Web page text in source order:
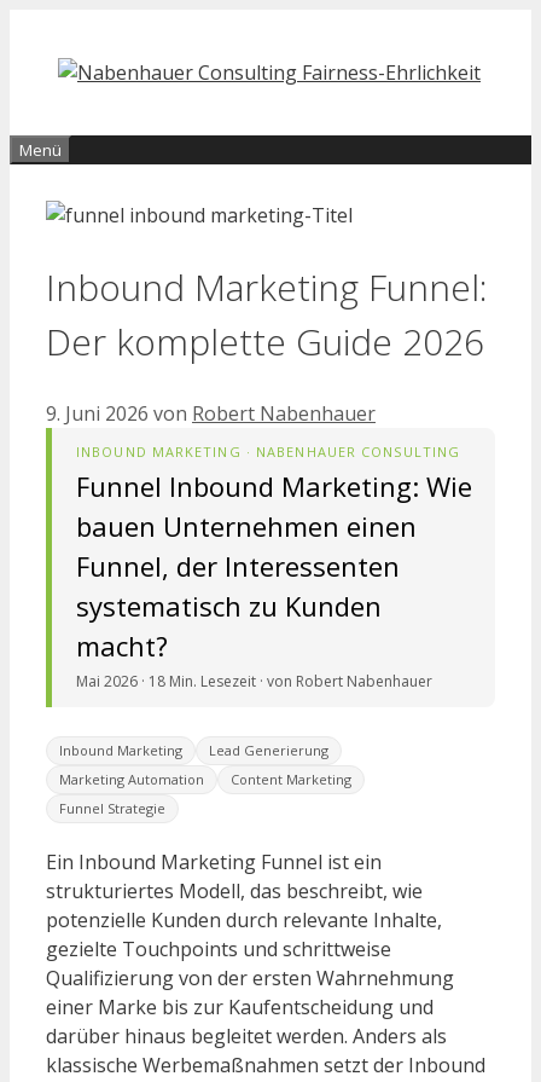
Inhalt
springen
Menü
Inbound Marketing Funnel:
Der komplette Guide 2026
9. Juni 2026 von Robert Nabenhauer
INBOUND MARKETING · NABENHAUER CONSULTING
Funnel Inbound Marketing: Wie
bauen Unternehmen einen
Funnel, der Interessenten
systematisch zu Kunden
macht?
Mai 2026 · 18 Min. Lesezeit · von Robert Nabenhauer
Inbound Marketing
Lead Generierung
Marketing Automation
Content Marketing
Funnel Strategie
Ein Inbound Marketing Funnel ist ein
strukturiertes Modell, das beschreibt, wie
potenzielle Kunden durch relevante Inhalte,
gezielte Touchpoints und schrittweise
Qualifizierung von der ersten Wahrnehmung
einer Marke bis zur Kaufentscheidung und
darüber hinaus begleitet werden. Anders als
klassische Werbemaßnahmen setzt der Inbound